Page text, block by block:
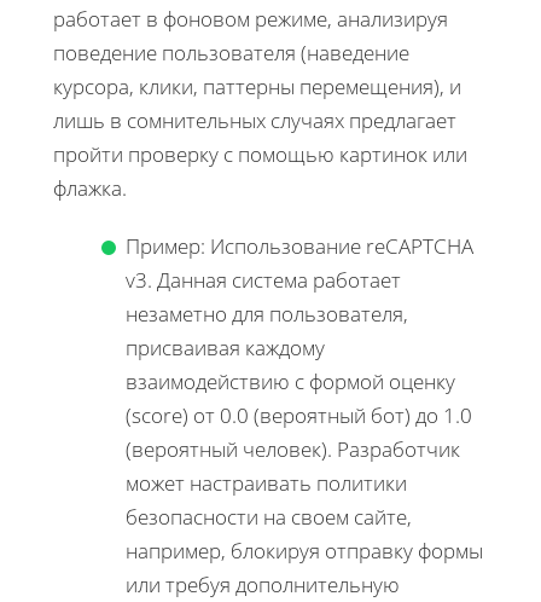
работает в фоновом режиме, анализируя
поведение пользователя (наведение
курсора, клики, паттерны перемещения), и
лишь в сомнительных случаях предлагает
пройти проверку с помощью картинок или
флажка.
Пример: Использование reCAPTCHA
v3. Данная система работает
незаметно для пользователя,
присваивая каждому
взаимодействию с формой оценку
(score) от 0.0 (вероятный бот) до 1.0
(вероятный человек). Разработчик
может настраивать политики
безопасности на своем сайте,
например, блокируя отправку формы
или требуя дополнительную